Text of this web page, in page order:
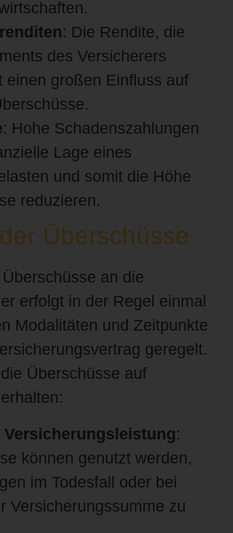
: Die Rendite, die
des Versicherers
einen großen Einfluss auf
: Hohe Schadenszahlungen
Lage eines
und somit die Höhe
reduzieren.
Überschüsse
an die
erfolgt in der Regel einmal
Modalitäten und Zeitpunkte
geregelt.
Überschüsse auf
:
können genutzt werden,
im Todesfall oder bei
Versicherungssumme zu